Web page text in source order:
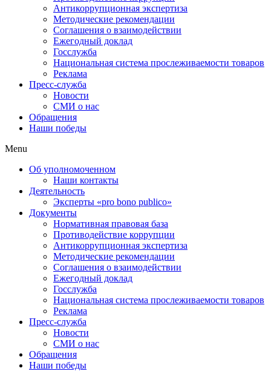
Антикоррупционная экспертиза
Методические рекомендации
Соглашения о взаимодействии
Ежегодный доклад
Госслужба
Национальная система прослеживаемости товаров
Реклама
Пресс-служба
Новости
СМИ о нас
Обращения
Наши победы
Menu
Об уполномоченном
Наши контакты
Деятельность
Эксперты «pro bono publico»
Документы
Нормативная правовая база
Противодействие коррупции
Антикоррупционная экспертиза
Методические рекомендации
Соглашения о взаимодействии
Ежегодный доклад
Госслужба
Национальная система прослеживаемости товаров
Реклама
Пресс-служба
Новости
СМИ о нас
Обращения
Наши победы